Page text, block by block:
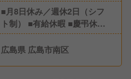
■月8日休み／週休2日（シフ
ト制） ■有給休暇 ■慶弔休暇
■産前産後休暇 ■育児休暇 ■そ
の他 特別休暇など
広島県 広島市南区